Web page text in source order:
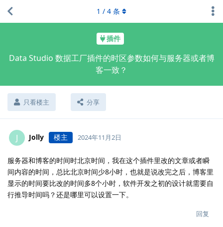
插件
Data Studio 数据工厂插件的时区参数如何与服务器或者博
客一致？
只看楼主 分享
1 / 4 条
J Jolly 楼主 2024年11月2日
服务器和博客的时间时北京时间，我在这个插件里改的文章或者瞬
间内容的时间，总比北京时间少8小时，也就是说改完之后，博客里
显示的时间要比改的时间多8个小时，软件开发之初的设计就需要自
行推导时间吗？还是哪里可以设置一下。
回复